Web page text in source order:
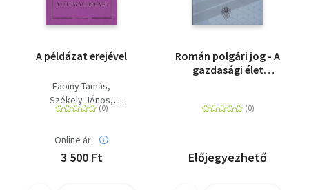
A példázat erejével
Fabiny Tamás
Székely JÁnos
Kocsis Fülöp
Online ár:
3 500 Ft
Román polgári jog - A
gazdasági élet
polgári jog
Előjegyezhető